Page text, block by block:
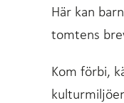
Här kan
tomtens
Kom förbi,